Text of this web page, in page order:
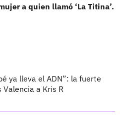
a quien llamó ‘La Titina’.
ya lleva el ADN”: la fuerte
Valencia a Kris R